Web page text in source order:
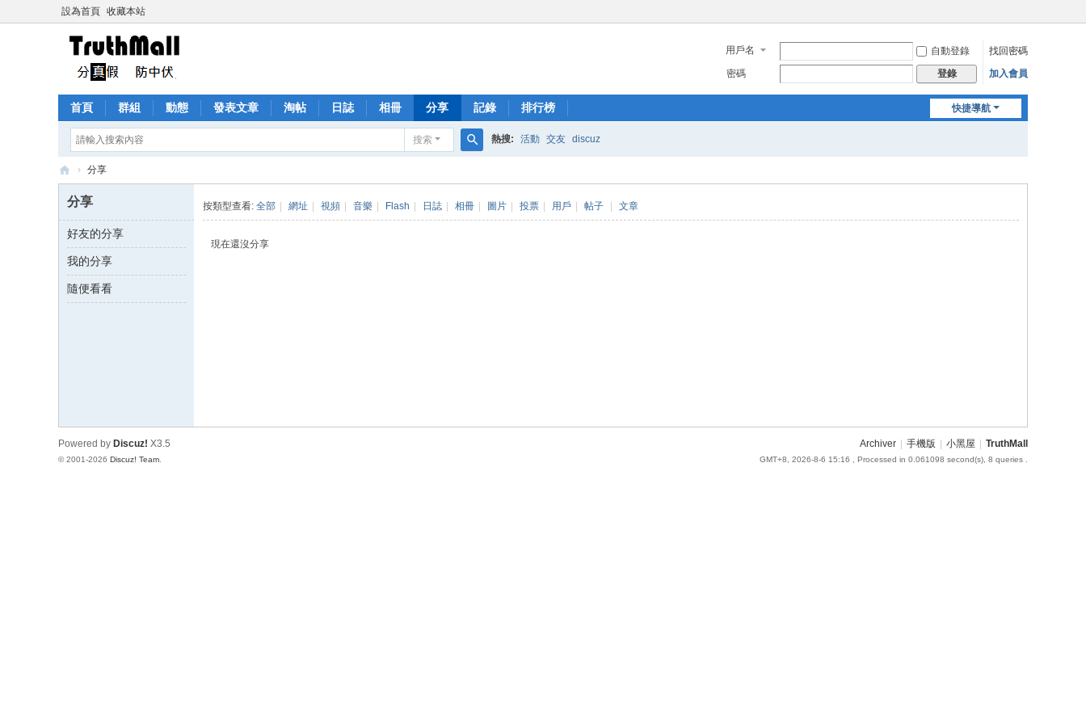
設為首頁 收藏本站
用戶名 自動登錄
找回密碼
密碼
登錄 加入會員
快捷導航
首頁 群組 動態 發表文章 淘帖 日誌 相冊 分享 記錄 排行榜
搜索
索
熱搜: 活動 交友 discuz
h
M
all
› 分享
分享
好友的分享
我的分享
隨便看看
按類型查看: 全部 網址 視頻 音樂 Flash 日誌 相冊 圖片 投票 用戶 帖子 文章
現在還沒分享
Archiver 手機版 小黑屋 TruthMall
GMT+8, 2026-8-6 15:16 , Processed in 0.061098 second(s), 8 queries .
Powered by Discuz! X3.5
© 2001-2026 Discuz! Team